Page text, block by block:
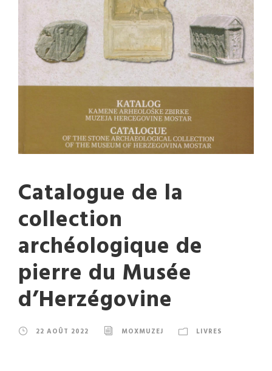
Catalogue de la
collection
archéologique de
pierre du Musée
d’Herzégovine
22 AOÛT 2022 MOXMUZEJ LIVRES